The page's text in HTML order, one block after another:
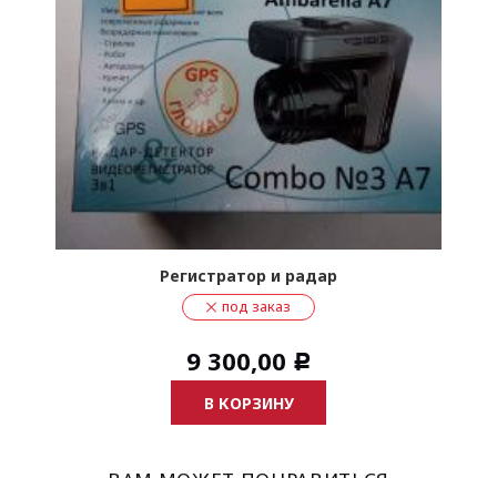
Регистратор и радар
под заказ
9 300,00 Р
В КОРЗИНУ